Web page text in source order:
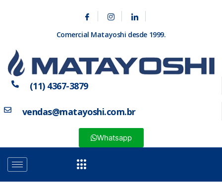
Comercial Matayoshi desde 1999.
(11) 4367-3879
vendas@matayoshi.com.br
Whatsapp